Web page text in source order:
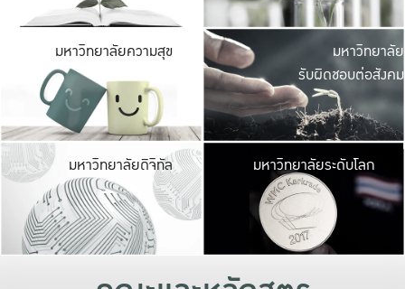
มหาวิทยาลัยความสุข มหาวิ
ค
เปิดประ
และพบเรื่องราวใ
มหาวิทยาลัย
รับผิดชอบต่อสังคม
มหาวิทยาลัยดิจิทัล มหาวิ
เปลี่ยนแปลง แล
เพื่อทำง
ระบบสารสนเทศ
มหาวิทยาลัยระดับโลก